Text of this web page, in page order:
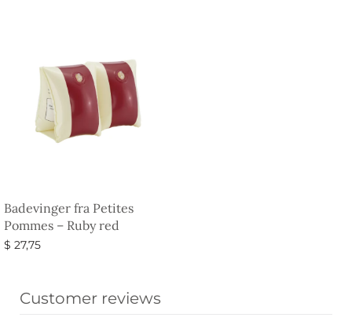
Badevinger fra Petites
Pommes – Ruby red
$ 27,75
Customer reviews